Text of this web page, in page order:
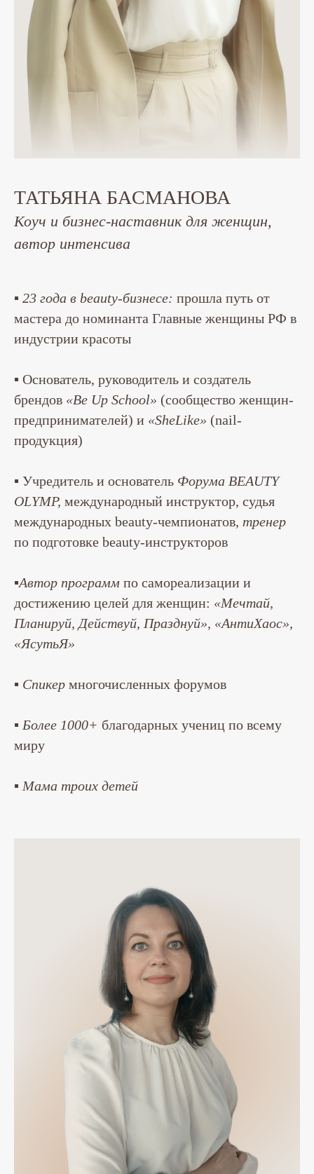
ТАТЬЯНА БАCМАНОВА
Коуч и бизнес-наставник для женщин,
автор интенсива
▪ 23 года в beauty-бизнесе: прошла путь от
мастера до номинанта Главные женщины РФ в
индустрии красоты
▪ Основатель, руководитель и создатель
брендов «Be Up School» (сообщество женщин-
предпринимателей) и «SheLike» (nail-
продукция)
▪ Учредитель и основатель Форума BEAUTY
OLYMP, международный инструктор, судья
международных beauty-чемпионатов, тренер
по подготовке beauty-инструкторов
▪Автор программ по самореализации и
достижению целей для женщин: «Мечтай,
Планируй, Действуй, Празднуй», «АнтиХаос»,
«ЯсутьЯ»
▪ Спикер многочисленных форумов
▪ Более 1000+ благодарных учениц по всему
миру
▪ Мама троих детей